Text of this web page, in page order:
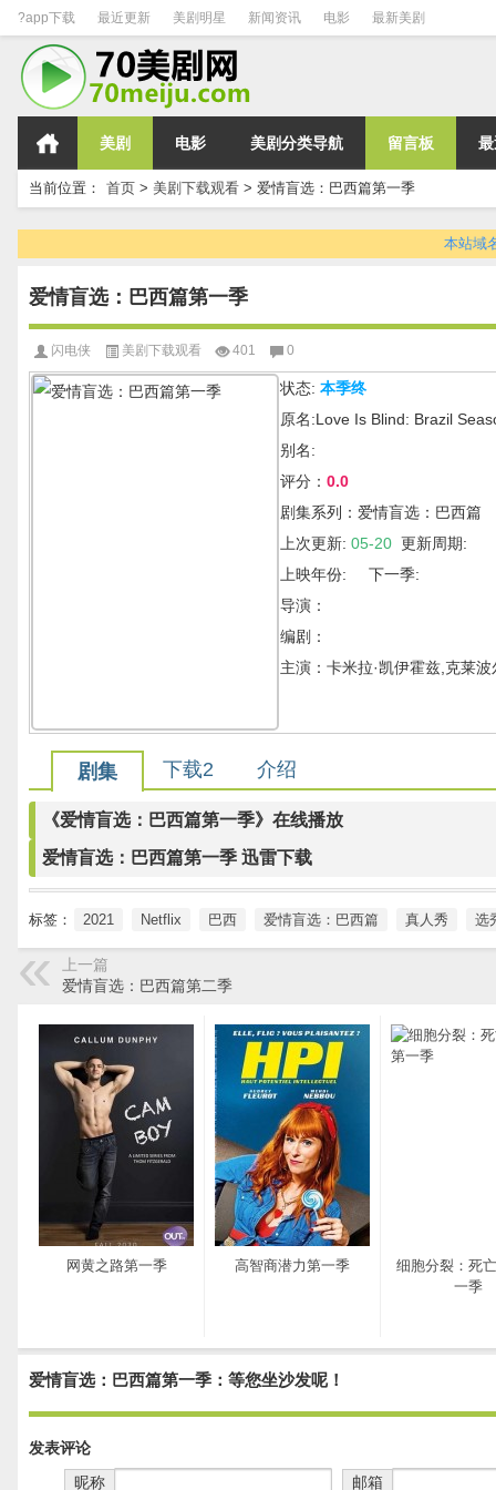
?app下载 最近更新 美剧明星 新闻资讯 电影 最新美剧
美剧 电影 美剧分类导航 留言板
当前位置： 首页 > 美剧下载观看 > 爱情盲选：巴西篇第一季
本站域
爱情盲选：巴西篇第一季
闪电侠 美剧下载观看 401 0
状态: 本季终
原名:Love Is Blind: Brazil
别名:
评分： 0.0
剧集系列：爱情盲选：巴西篇
上次更新: 05-20 更新周期:
上映年份: 下一季:
导演：
编剧：
主演：卡米拉·凯伊霍兹,克莱波
剧集 下载2 介绍
《爱情盲选：巴西篇第一季》在线播放
爱情盲选：巴西篇第一季 迅雷下载
标签： 2021 Netflix 巴西 爱情盲选：巴西篇 真人秀 选
上一篇
爱情盲选：巴西篇第二季
网黄之路第一季 高智商潜力第一季
细胞分裂：死
一季
爱情盲选：巴西篇第一季：等您坐沙发呢！
发表评论
昵称
邮箱